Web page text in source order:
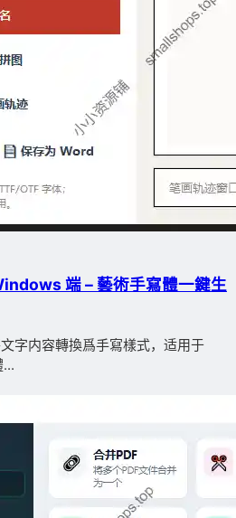
端 – 藝術手寫體一鍵生
字内容轉換爲手寫樣式，适用于